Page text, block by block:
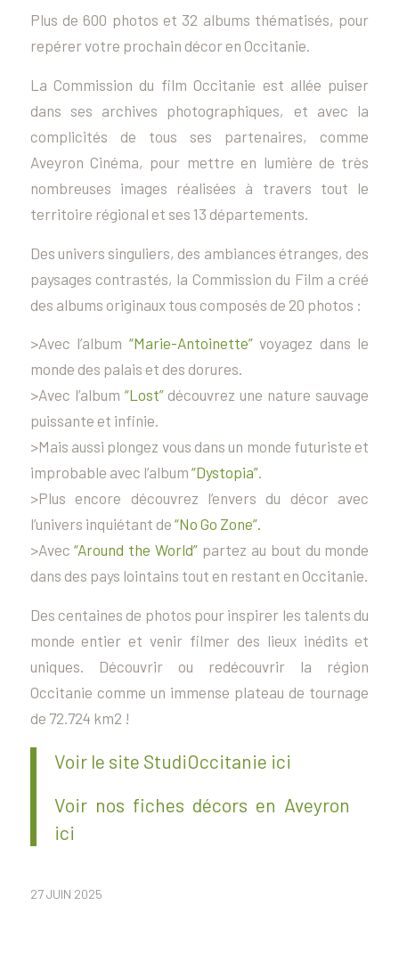
Plus de 600 photos et 32 albums thématisés, pour
repérer votre prochain décor en Occitanie.
La Commission du film Occitanie est allée puiser
dans ses archives photographiques, et avec la
complicités de tous ses partenaires, comme
Aveyron Cinéma, pour mettre en lumière de très
nombreuses images réalisées à travers tout le
territoire régional et ses 13 départements.
Des univers singuliers, des ambiances étranges, des
paysages contrastés, la Commission du Film a créé
des albums originaux tous composés de 20 photos :
>Avec l’album “Marie-Antoinette”voyagez dans le
monde des palais et des dorures.
>Avec l’album “Lost”découvrez une nature sauvage
puissante et infinie.
>Mais aussi plongez vous dans un monde futuriste et
improbable avec l’album “Dystopia”.
>Plus encore découvrez l’envers du décor avec
l’univers inquiétant de “No Go Zone”.
>Avec“Around the World” partez au bout du monde
dans des pays lointains tout en restant en Occitanie.
Des centaines de photos pour inspirer les talents du
monde entier et venir filmer des lieux inédits et
uniques. Découvrir ou redécouvrir la région
Occitanie comme un immense plateau de tournage
de 72.724 km2 !
Voir le site StudiOccitanie ici
Voir nos fiches décors en Aveyron
ici
27 JUIN 2025